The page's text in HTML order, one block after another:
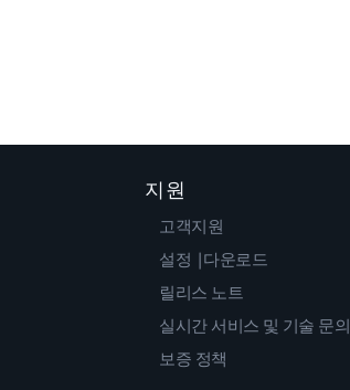
지원
고객지원
설정 |다운로드
릴리스 노트
실시간 서비스 및 기술 문의
보증 정책